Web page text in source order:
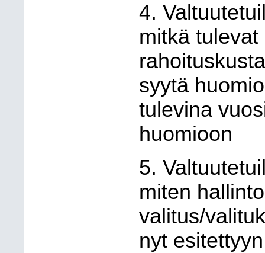
4.
mitkä
syytä
tulevina
huomioon
5.
miten
valitus/
nyt